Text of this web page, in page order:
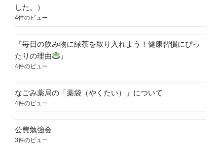
した。）
4件のビュー
『毎日の飲み物に緑茶を取り入れよう！健康習慣にぴっ
たりの理由
』
4件のビュー
なごみ薬局の「薬袋（やくたい）」について
4件のビュー
公費勉強会
3件のビュー